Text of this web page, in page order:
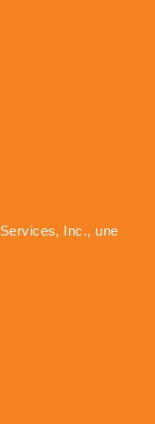
Inc., une